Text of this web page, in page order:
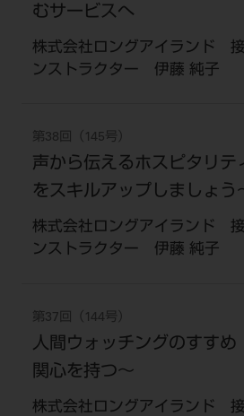
むサービスへ
株式会社ロングアイランド 接
ンストラクター 伊藤 純子
第38回（145号）
声から伝えるホスピタリ
をスキルアップしましょう
株式会社ロングアイランド 接
ンストラクター 伊藤 純子
第37回（144号）
人間ウォッチングのすす
関心を持つ～
株式会社ロングアイランド 接